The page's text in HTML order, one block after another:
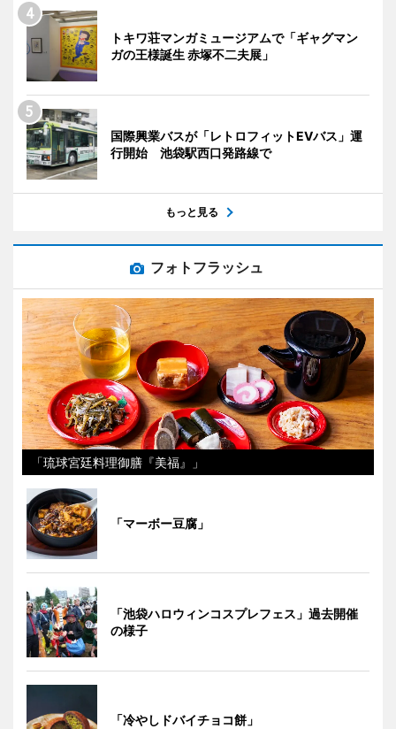
トキワ荘マンガミュージアムで「ギャグマン
ガの王様誕生 赤塚不二夫展」
国際興業バスが「レトロフィットEVバス」運
行開始 池袋駅西口発路線で
もっと見る
フォトフラッシュ
「琉球宮廷料理御膳『美福』」
「マーボー豆腐」
「池袋ハロウィンコスプレフェス」過去開催
の様子
「冷やしドバイチョコ餅」